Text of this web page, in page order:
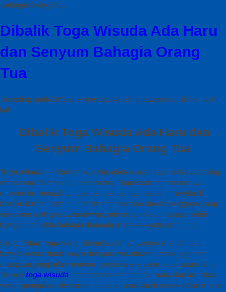
Bahagia Orang Tua
Dibalik Toga Wisuda Ada Haru
dan Senyum Bahagia Orang
Tua
Diposting pada 26 September 2024 oleh togawisuda / Dilihat: 231
kali
Dibalik Toga Wisuda Ada Haru dan
Senyum Bahagia Orang Tua
Toga wisuda – Momen wisuda adalah salah satu peristiwa paling
emosional dalam hidup seseorang. Bagi seorang mahasiswa,
momen ini menjadi puncak dari perjuangan panjang mereka di
bangku kuliah. Namun, di balik kegembiraan dan kebanggaan yang
dirasakan oleh para wisudawan, ada sosok yang mungkin lebih
bangga dan lebih bahagia daripada mereka—yaitu orang tua.
Setiap jubah togayang dikenakan di hari wisuda menyimpan
banyak cerita, tidak hanya dari para wisudawan, tetapi juga dari
orang tua yang telah mendampingi mereka selama bertahun-tahun.
Di balik toga wisuda, ada tetesan keringat, air mata, dan doa-doa
yang dipanjatkan oleh orang tua agar anak-anak mereka bisa meraih